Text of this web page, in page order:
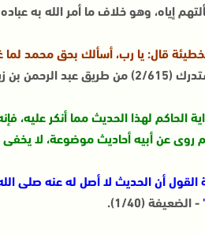
إياه، وهو خلاف ما أمر الله به عباده
قال: يا رب، أسألك بحق محمد
رواه الحاكم في المستدرك (2/615)
الحاكم لهذا الحديث مما أنكر
روى عن أبيه أحاديث موضوعة، لا
أن الحديث لا أصل له عنه صلى
- الضعيفة (1/40).